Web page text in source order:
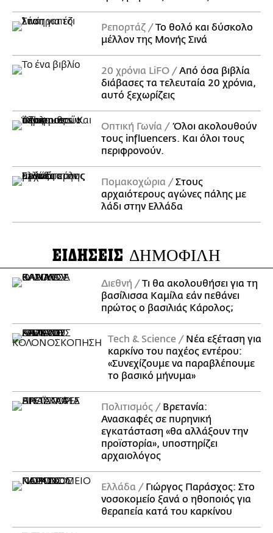
Ρεπορτάζ
Το θολό και δύσκολο
μέλλον της Μονής Σινά
20 χρόνια LiFO
Από όσα βιβλία
διάβασες τα τελευταία 20 χρόνια,
αυτό ξεχωρίζεις
Οπτική Γωνία
Όλοι ακολουθούν
τους influencers. Και όλοι τους
περιφρονούν.
Πομακοχώρια
Στους
αρχαιότερους αγώνες πάλης με
λάδι στην Ελλάδα
ΕΙΔΗΣΕΙΣ ΔΗΜΟΦΙΛΗ
Διεθνή
Τι θα ακολουθήσει για τη
βασίλισσα Καμίλα εάν πεθάνει
πρώτος ο βασιλιάς Κάρολος;
Τech & Science
Νέα εξέταση για
καρκίνο του παχέος εντέρου:
«Συνεχίζουμε να παραβλέπουμε
το βασικό μήνυμα»
Πολιτισμός
Βρετανία:
Ανασκαφές σε πυρηνική
εγκατάσταση «θα αλλάξουν την
προϊστορία», υποστηρίζει
αρχαιολόγος
Ελλάδα
Γιώργος Παράσχος: Στο
νοσοκομείο ξανά ο ηθοποιός για
θεραπεία κατά του καρκίνου